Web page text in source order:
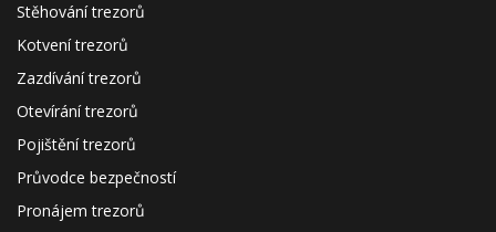
Stěhování trezorů
Kotvení trezorů
Zazdívání trezorů
Otevírání trezorů
Pojištění trezorů
Průvodce bezpečností
Pronájem trezorů